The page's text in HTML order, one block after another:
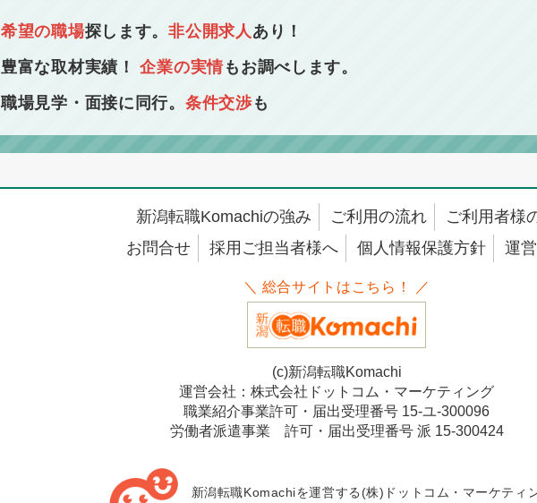
希望の職場探します。非公開求人 あり！
豊富な取材実績！企業の実情もお調べします。
職場見学・面接に同行。 条件交渉も
新潟転職Komachiの強み ご利用の流れ
ご利用者様
お問合せ
採用ご担当者様へ 個人情報保護方針 運
＼ 総合サイトはこちら！ ／
(c)新潟転職Komachi
運営会社：株式会社ドットコム・マーケティング
職業紹介事業許可・届出受理番号 15-ユ-300096
労働者派遣事業 許可・届出受理番号 派 15-300424
新潟転職Komachiを運営する(株)ドットコム・マーケティ